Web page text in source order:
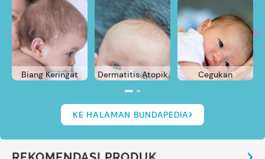
Biang Keringat Dermatitis Atopik Cegukan
KE HALAMAN BUNDAPEDIA